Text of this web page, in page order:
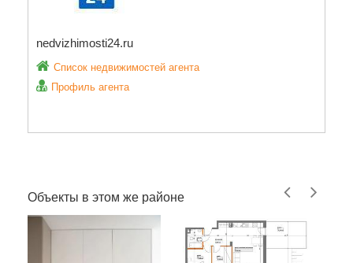
nedvizhimosti24.ru
Список недвижимостей агента
Профиль агента
Объекты в этом же районе